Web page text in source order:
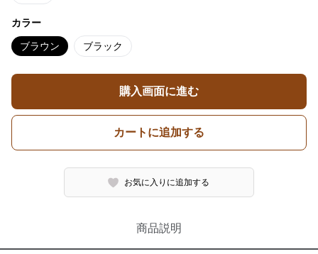
カラー
ブラウン ブラック
購入画面に進む
カートに追加する
お気に入りに追加する
商品説明